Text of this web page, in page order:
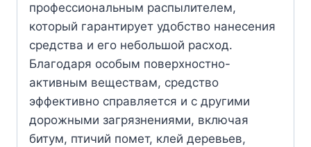
профессиональным распылителем,
который гарантирует удобство нанесения
средства и его небольшой расход.
Благодаря особым поверхностно-
активным веществам, средство
эффективно справляется и с другими
дорожными загрязнениями, включая
битум, птичий помет, клей деревьев,